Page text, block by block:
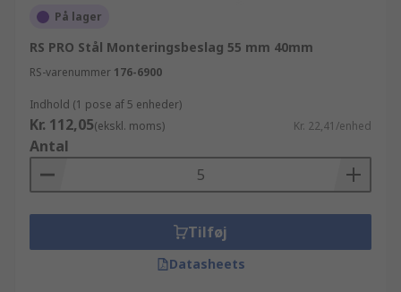
På lager
RS PRO Stål Monteringsbeslag 55 mm 40mm
RS-varenummer 176-6900
Indhold (1 pose af 5 enheder)
Kr. 112,05(ekskl. moms) Kr. 22,41/enhed
Antal
Tilføj
Datasheets